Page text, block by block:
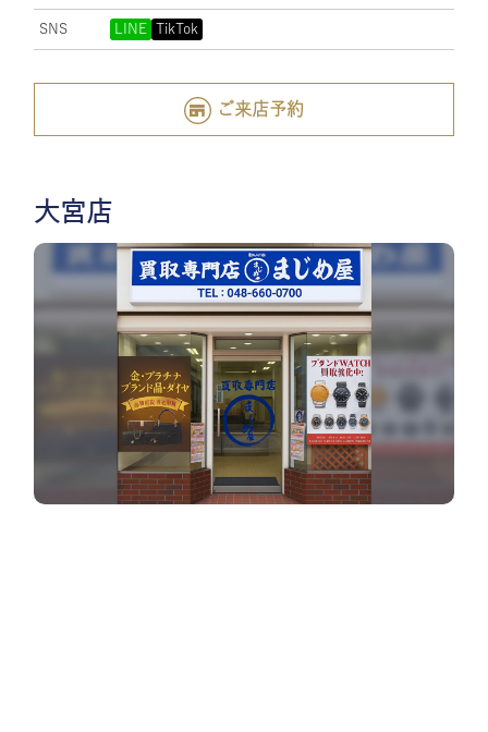
SNS LINE TikTok
ご来店予約
大宮店